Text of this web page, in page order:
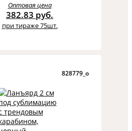
Оптовая цена
382.83 руб.
при тираже 75шт.
828779_o